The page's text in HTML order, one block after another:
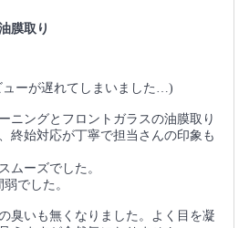
膜取り
ーが遅れてしまいました…)
ニングとフロントガラスの油膜取り
終始対応が丁寧で担当さんの印象も
ムーズでした。
でした。
臭いも無くなりました。よく目を凝